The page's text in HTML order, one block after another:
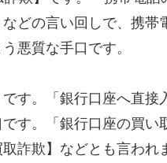
どの言い回しで、携帯
悪質な手口です。
す。「銀行口座へ直接
す。「銀行口座の買い
詐欺】などとも言われ